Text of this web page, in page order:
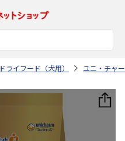
ドライフード（犬用） ユニ・チャ